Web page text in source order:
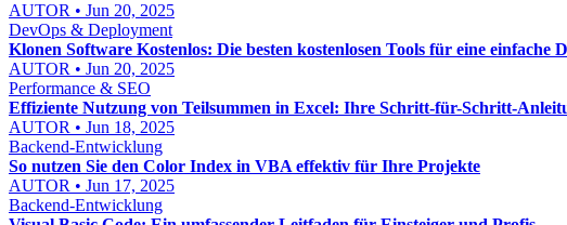
AUTOR • Jun 20, 2025
DevOps & Deployment
Klonen Software Kostenlos: Die besten kostenlosen Tools für eine einfache
AUTOR • Jun 20, 2025
Performance & SEO
Effiziente Nutzung von Teilsummen in Excel: Ihre Schritt-für-Schritt-
AUTOR • Jun 18, 2025
Backend-Entwicklung
So nutzen Sie den Color Index in VBA effektiv für Ihre Projekte
AUTOR • Jun 17, 2025
Backend-Entwicklung